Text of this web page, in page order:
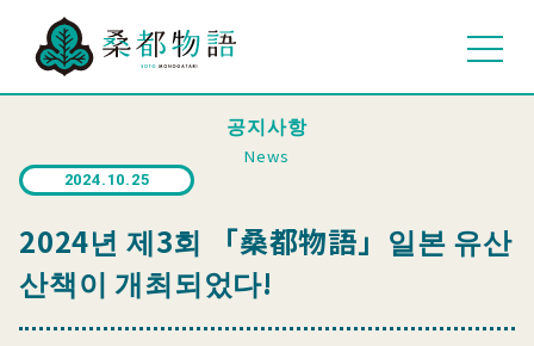
공지사항
News
2024.10.25
2024년 제3회 「桑都物語」일본 유산
산책이 개최되었다!